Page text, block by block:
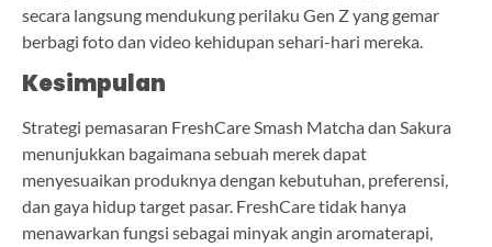
secara langsung mendukung perilaku Gen Z yang gemar
berbagi foto dan video kehidupan sehari-hari mereka.
Kesimpulan
Strategi pemasaran FreshCare Smash Matcha dan Sakura
menunjukkan bagaimana sebuah merek dapat
menyesuaikan produknya dengan kebutuhan, preferensi,
dan gaya hidup target pasar. FreshCare tidak hanya
menawarkan fungsi sebagai minyak angin aromaterapi,